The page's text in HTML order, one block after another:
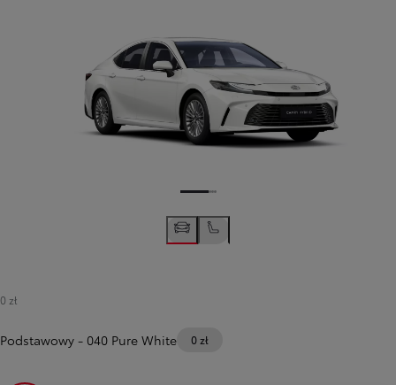
0 zł
Podstawowy - 040 Pure White 0 zł